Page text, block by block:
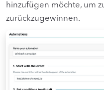
hinzufügen möchte, um
zurückzugewinnen.